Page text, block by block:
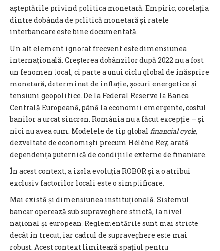
așteptările privind politica monetară. Empiric, corelația
dintre dobânda de politică monetară și ratele
interbancare este bine documentată.
Un alt element ignorat frecvent este dimensiunea
internațională. Creșterea dobânzilor după 2022 nu a fost
un fenomen local, ci parte a unui ciclu global de înăsprire
monetară, determinat de inflație, șocuri energetice și
tensiuni geopolitice. De la Federal Reserve la Banca
Centrală Europeană, până la economii emergente, costul
banilor a urcat sincron. România nu a făcut excepție — și
nici nu avea cum. Modelele de tip global financial cycle,
dezvoltate de economiști precum Hélène Rey, arată
dependența puternică de condițiile externe de finanțare.
În acest context, a izola evoluția ROBOR și a o atribui
exclusiv factorilor locali este o simplificare.
Mai există și dimensiunea instituțională. Sistemul
bancar operează sub supraveghere strictă, la nivel
național și european. Reglementările sunt mai stricte
decât în trecut, iar cadrul de supraveghere este mai
robust. Acest context limitează spațiul pentru